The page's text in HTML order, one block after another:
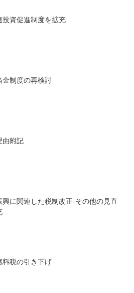
投資促進制度を拡充
金制度の再検討
由附記
興に関連した税制改正‐その他の見直
料税の引き下げ